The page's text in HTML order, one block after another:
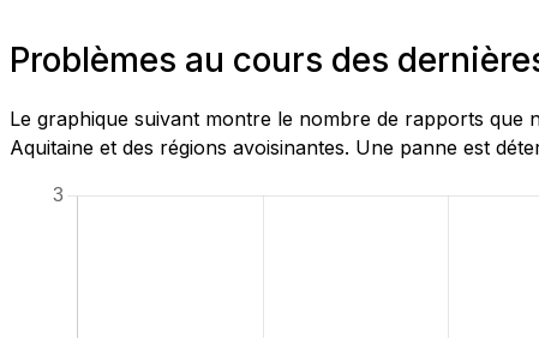
Problèmes au cours des
Le graphique suivant montre le nombre de rapports que
Aquitaine et des régions avoisinantes. Une panne est